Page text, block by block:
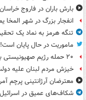
بارش باران در فاروج
انفجار بزرگ در شهر المخا
تنگه هرمز به نماد یک
ماموریت در حال پایان است!
۲۰ حمله رژیم صهیونیستی به درعا و قنیطره در یک هفته
خیزش مردم لبنان علیه
معترضان آرژانتینی پرچم
شکاف‌های عمیق در